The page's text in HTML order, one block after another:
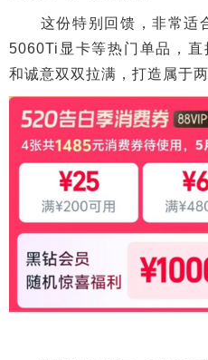
这份特别回馈，非常适
5060Ti显卡等热门单品，
和诚意双双拉满，打造属于